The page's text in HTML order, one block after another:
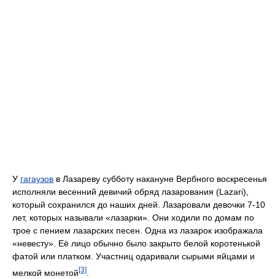
У гагаузов в Лазареву субботу накануне Вербного воскресенья
исполняли весенний девичий обряд лазарования (Lazari),
который сохранился до наших дней. Лазаровали девочки 7-10
лет, которых называли «лазарки». Они ходили по домам по
трое с пением лазарских песен. Одна из лазарок изображала
«невесту». Её лицо обычно было закрыто белой коротенькой
фатой или платком. Участниц одаривали сырыми яйцами и
мелкой монетой[3]